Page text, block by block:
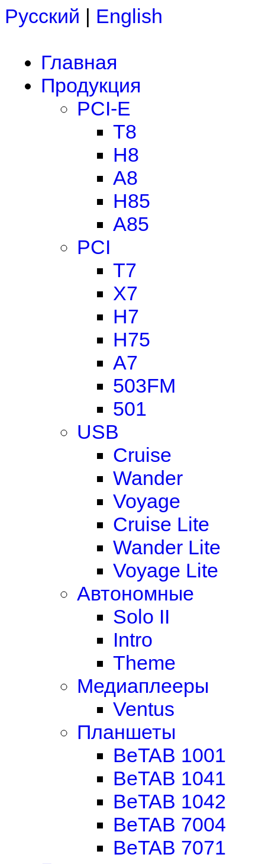
Русский | English
Главная
Продукция
PCI-E
T8
H8
A8
H85
A85
PCI
T7
X7
H7
H75
A7
503FM
501
USB
Cruise
Wander
Voyage
Cruise Lite
Wander Lite
Voyage Lite
Автономные
Solo II
Intro
Theme
Медиаплееры
Ventus
Планшеты
BeTAB 1001
BeTAB 1041
BeTAB 1042
BeTAB 7004
BeTAB 7071